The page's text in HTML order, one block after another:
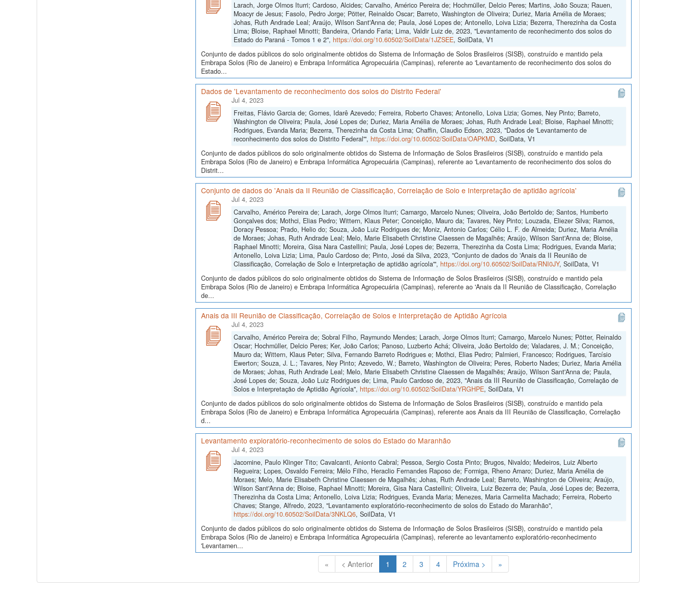
Larach, Jorge Olmos Iturri; Cardoso, Alcides; Carvalho, Américo Pereira de; Hochmüller, Delcio Peres; Martins, João Souza; Rauen,
Moacyr de Jesus; Fasolo, Pedro Jorge; Pötter, Reinaldo Oscar; Barreto, Washington de Oliveira; Duriez, Maria Amélia de Moraes;
Johas, Ruth Andrade Leal; Araújo, Wilson Sant'Anna de; Paula, José Lopes de; Antonello, Loiva Lizia; Bezerra, Therezinha da Costa
Lima; Bloise, Raphael Minotti; Bandeira, Orlando Faria; Lima, Valdir Luiz de, 2023, "Levantamento de reconhecimento dos solos do
Estado do Paraná - Tomos 1 e 2", https://doi.org/10.60502/SoilData/1JZSEE, SoilData, V1
Conjunto de dados públicos do solo originalmente obtidos do Sistema de Informação de Solos Brasileiros (SISB), construído e mantido pela
Embrapa Solos (Rio de Janeiro) e Embrapa Informática Agropecuária (Campinas), referente ao 'Levantamento de reconhecimento dos solos do
Estado...
Dados de 'Levantamento de reconhecimento dos solos do Distrito Federal'
Jul 4, 2023
Freitas, Flávio Garcia de; Gomes, Idarê Azevedo; Ferreira, Roberto Chaves; Antonello, Loiva Lizia; Gomes, Ney Pinto; Barreto,
Washington de Oliveira; Paula, José Lopes de; Duriez, Maria Amélia de Moraes; Johas, Ruth Andrade Leal; Bloise, Raphael Minotti;
Rodrigues, Evanda Maria; Bezerra, Therezinha da Costa Lima; Chaffin, Claudio Edson, 2023, "Dados de 'Levantamento de
reconhecimento dos solos do Distrito Federal'", https://doi.org/10.60502/SoilData/OAPKMD, SoilData, V1
Conjunto de dados públicos do solo originalmente obtidos do Sistema de Informação de Solos Brasileiros (SISB), construído e mantido pela
Embrapa Solos (Rio de Janeiro) e Embrapa Informática Agropecuária (Campinas), referente ao 'Levantamento de reconhecimento dos solos do
Distrit...
Conjunto de dados do 'Anais da II Reunião de Classificação, Correlação de Solo e Interpretação de aptidão agrícola'
Jul 4, 2023
Carvalho, Américo Pereira de; Larach, Jorge Olmos Iturri; Camargo, Marcelo Nunes; Oliveira, João Bertoldo de; Santos, Humberto
Gonçalves dos; Mothci, Elias Pedro; Wittern, Klaus Peter; Conceição, Mauro da; Tavares, Ney Pinto; Louzada, Eliezer Silva; Ramos,
Doracy Pessoa; Prado, Helio do; Souza, João Luiz Rodrigues de; Moniz, Antonio Carlos; Célio L. F. de Almeida; Duriez, Maria Amélia
de Moraes; Johas, Ruth Andrade Leal; Melo, Marie Elisabeth Christine Claessen de Magalhẽs; Araújo, Wilson Sant'Anna de; Bloise,
Raphael Minotti; Moreira, Gisa Nara Castellini; Paula, José Lopes de; Bezerra, Therezinha da Costa Lima; Rodrigues, Evanda Maria;
Antonello, Loiva Lizia; Lima, Paulo Cardoso de; Pinto, José da Silva, 2023, "Conjunto de dados do 'Anais da II Reunião de
Classificação, Correlação de Solo e Interpretação de aptidão agrícola'", https://doi.org/10.60502/SoilData/RNI0JY, SoilData, V1
Conjunto de dados públicos do solo originalmente obtidos do Sistema de Informação de Solos Brasileiros (SISB), construído e mantido pela
Embrapa Solos (Rio de Janeiro) e Embrapa Informática Agropecuária (Campinas), referente ao 'Anais da II Reunião de Classificação, Correlação
de...
Anais da III Reunião de Classificação, Correlação de Solos e Interpretação de Aptidão Agrícola
Jul 4, 2023
Carvalho, Américo Pereira de; Sobral Filho, Raymundo Mendes; Larach, Jorge Olmos Iturri; Camargo, Marcelo Nunes; Pötter, Reinaldo
Oscar; Hochmüller, Delcio Peres; Ker, João Carlos; Panoso, Luzberto Achá; Oliveira, João Bertoldo de; Valadares, J. M.; Conceição,
Mauro da; Wittern, Klaus Peter; Silva, Fernando Barreto Rodrigues e; Mothci, Elias Pedro; Palmieri, Francesco; Rodrigues, Tarcísio
Ewerton; Souza, J. L.; Tavares, Ney Pinto; Azevedo, W.; Barreto, Washington de Oliveira; Peres, Roberto Nades; Duriez, Maria Amélia
de Moraes; Johas, Ruth Andrade Leal; Melo, Marie Elisabeth Christine Claessen de Magalhẽs; Araújo, Wilson Sant'Anna de; Paula,
José Lopes de; Souza, João Luiz Rodrigues de; Lima, Paulo Cardoso de, 2023, "Anais da III Reunião de Classificação, Correlação de
Solos e Interpretação de Aptidão Agrícola", https://doi.org/10.60502/SoilData/YRGHPE, SoilData, V1
Conjunto de dados públicos do solo originalmente obtidos do Sistema de Informação de Solos Brasileiros (SISB), construído e mantido pela
Embrapa Solos (Rio de Janeiro) e Embrapa Informática Agropecuária (Campinas), referente aos Anais da III Reunião de Classificação, Correlação
d...
Levantamento exploratório-reconhecimento de solos do Estado do Maranhão
Jul 4, 2023
Jacomine, Paulo Klinger Tito; Cavalcanti, Anionto Cabral; Pessoa, Sergio Costa Pinto; Brugos, Nivaldo; Medeiros, Luiz Alberto
Regueira; Lopes, Osvaldo Ferreira; Mélo Filho, Heraclio Fernandes Raposo de; Formiga, Rheno Amaro; Duriez, Maria Amélia de
Moraes; Melo, Marie Elisabeth Christine Claessen de Magalhẽs; Johas, Ruth Andrade Leal; Barreto, Washington de Oliveira; Araújo,
Wilson Sant'Anna de; Bloise, Raphael Minotti; Moreira, Gisa Nara Castellini; Oliveira, Luiz Bezerra de; Paula, José Lopes de; Bezerra,
Therezinha da Costa Lima; Antonello, Loiva Lizia; Rodrigues, Evanda Maria; Menezes, Maria Carmelita Machado; Ferreira, Roberto
Chaves; Stange, Alfredo, 2023, "Levantamento exploratório-reconhecimento de solos do Estado do Maranhão",
https://doi.org/10.60502/SoilData/3NKLQ6, SoilData, V1
Conjunto de dados públicos do solo originalmente obtidos do Sistema de Informação de Solos Brasileiros (SISB), construído e mantido pela
Embrapa Solos (Rio de Janeiro) e Embrapa Informática Agropecuária (Campinas), referente ao levantamento exploratório-reconhecimento
'Levantamen...
« < Anterior 1 (Atual)
2 3 4 Próxima > »